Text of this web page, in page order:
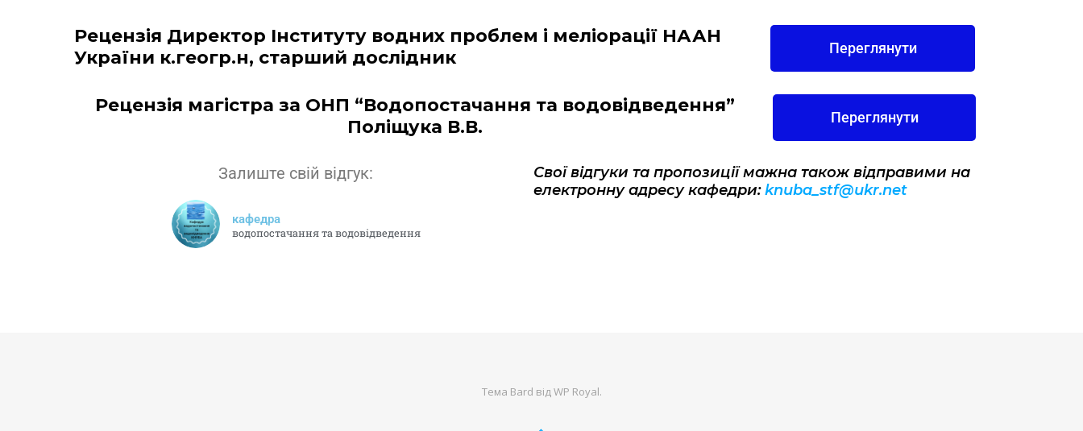
Рецензія Директор Інституту водних проблем і меліорації НААН
України к.геогр.н, старший дослідник
Переглянути
Рецензія магістра за ОНП “Водопостачання та водовідведення”
Поліщука В.В.
Переглянути
Залиште свій відгук:
кафедра
водопостачання та водовідведення
Свої відгуки та пропозиції мажна також відправими на
електронну адресу кафедри:knuba_stf@ukr.net
Тема Bard відWP Royal.